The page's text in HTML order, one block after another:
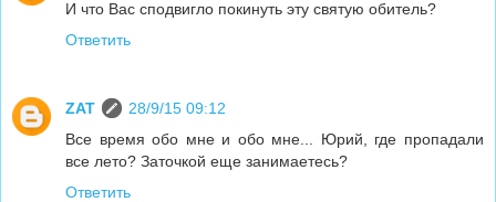
И что Вас сподвигло покинуть эту святую обитель?
Ответить
ZAT
28/9/15 09:12
Все время обо мне и обо мне... Юрий, где пропадали
все лето? Заточкой еще занимаетесь?
Ответить